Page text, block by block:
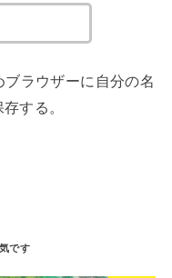
ラウザーに自分の名
する。